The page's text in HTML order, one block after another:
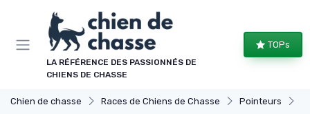
LA RÉFÉRENCE DES PASSIONNÉS DE
CHIENS DE CHASSE
TOPs
Chien de chasse Races de Chiens de Chasse Pointeurs
Panneau de gestion des cookies